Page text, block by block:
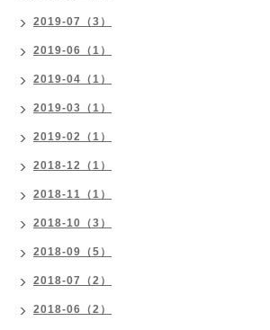
2019-07（3）
2019-06（1）
2019-04（1）
2019-03（1）
2019-02（1）
2018-12（1）
2018-11（1）
2018-10（3）
2018-09（5）
2018-07（2）
2018-06（2）